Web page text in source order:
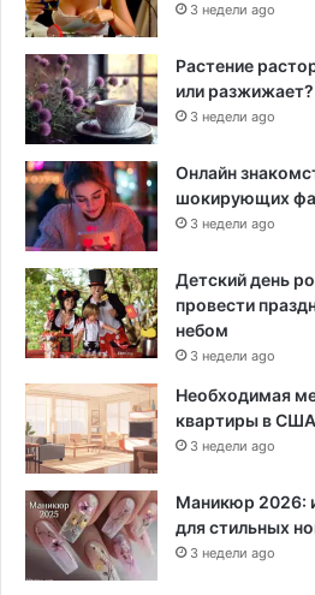
3 недели ago
Растение
или разжижает?
3 недели ago
Онлайн
шокирующих
3 недели ago
Детский день
провести
небом
3 недели ago
Необходимая
квартиры в США
3 недели ago
Маникюр 2026:
для стильных
3 недели ago